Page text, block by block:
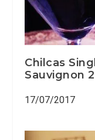
Chilcas
Sauvignon
17/07/2017